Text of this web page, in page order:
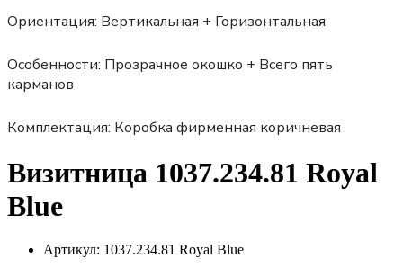
Ориентация: Вертикальная + Горизонтальная
Особенности: Прозрачное окошко + Всего пять
карманов
Комплектация: Коробка фирменная коричневая
Визитница 1037.234.81 Royal
Blue
Артикул: 1037.234.81 Royal Blue